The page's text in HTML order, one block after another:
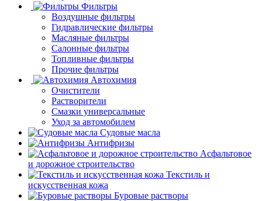
Фильтры
Воздушные фильтры
Гидравлические фильтры
Масляные фильтры
Салонные фильтры
Топливные фильтры
Прочие фильтры
Автохимия
Очистители
Растворители
Смазки универсальные
Уход за автомобилем
Судовые масла
Антифризы
Асфальтовое
и дорожное строительство
Текстиль и
искусственная кожа
Буровые растворы